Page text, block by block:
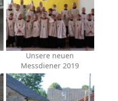
Unsere neuen
Messdiener 2019